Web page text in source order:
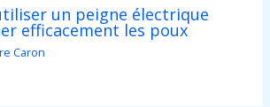
un peigne électrique
efficacement les poux
Caron